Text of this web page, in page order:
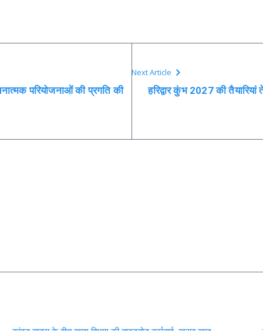
परियोजनाओं की प्रगति की
Next Article
हरिद्वार कुंभ 2027 की